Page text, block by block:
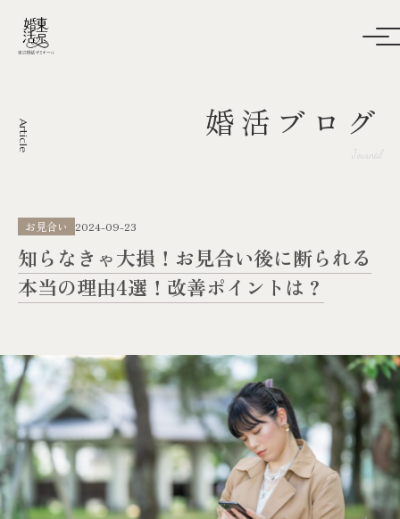
Article 婚活ブログ
Journal
お見合い 2024-09-23
知らなきゃ大損！お見合い後に断られる
本当の理由4選！改善ポイントは？